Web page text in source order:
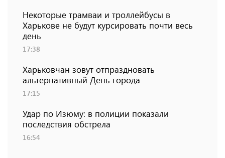
Некоторые трамваи и троллейбусы в
Харькове не будут курсировать почти весь
день
17:38
Харьковчан зовут отпраздновать
альтернативный День города
17:15
Удар по Изюму: в полиции показали
последствия обстрела
16:54